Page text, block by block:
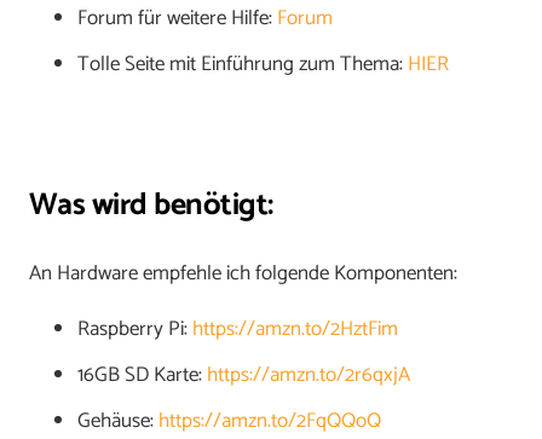
Forum für weitere Hilfe:Forum
Tolle Seite mit Einführung zum Thema:HIER
Was wird benötigt:
An Hardware empfehle ich folgende Komponenten:
Raspberry Pi:https://amzn.to/2HztFim
16GB SD Karte:https://amzn.to/2r6qxjA
Gehäuse:https://amzn.to/2FqQQoQ